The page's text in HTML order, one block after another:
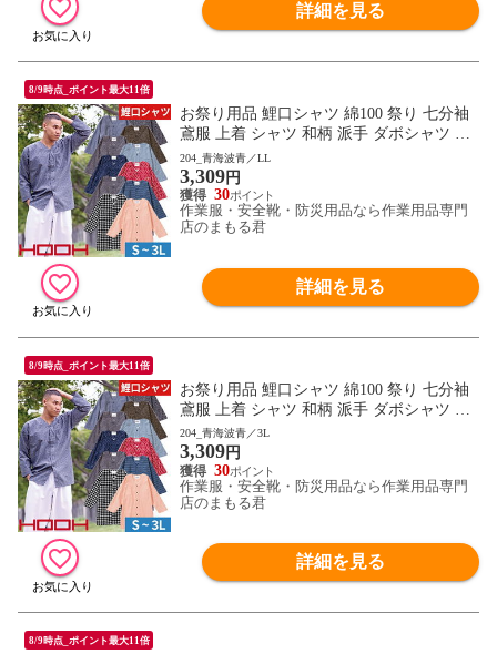
詳細を見る
8/9時点_ポイント最大11倍
お祭り用品 鯉口シャツ 綿100 祭り 七分袖
鳶服 上着 シャツ 和柄 派手 ダボシャツ 村
上被服 鳳皇 HOOH お祭り 夏祭り 花火大会
衣装 大人 男 縁日 出店 おみこし 祭り 職人
神和風 柄 華やか かっこいい おしゃれ 570
0 作業服 通年 大きいサイズ
204_青海波青／LL
3,309円
30
作業服・安全靴・防災用品なら作業用品専門
店のまもる君
詳細を見る
8/9時点_ポイント最大11倍
お祭り用品 鯉口シャツ 綿100 祭り 七分袖
鳶服 上着 シャツ 和柄 派手 ダボシャツ 村
上被服 鳳皇 HOOH お祭り 夏祭り 花火大会
衣装 大人 男 縁日 出店 おみこし 祭り 職人
神和風 柄 華やか かっこいい おしゃれ 570
0 作業服 通年 大きいサイズ
204_青海波青／3L
3,309円
30
作業服・安全靴・防災用品なら作業用品専門
店のまもる君
詳細を見る
8/9時点_ポイント最大11倍